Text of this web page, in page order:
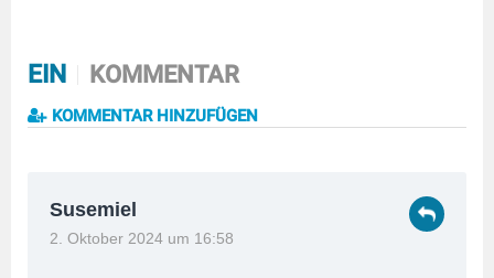
EIN KOMMENTAR
KOMMENTAR HINZUFÜGEN
Susemiel
2. Oktober 2024 um 16:58